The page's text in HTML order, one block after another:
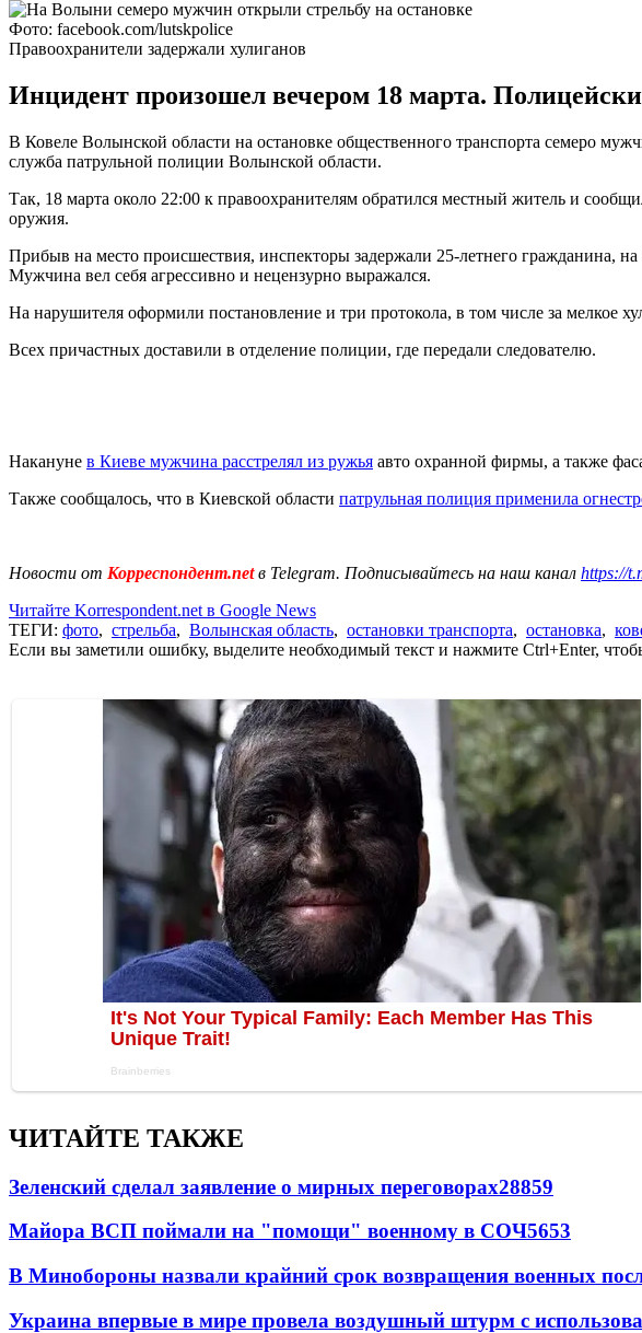
Фото: facebook.com/lutskpolice
Правоохранители задержали хулиганов
Инцидент произошел вечером 18 марта.
В Ковеле Волынской области на остановке общественного транспорта семеро
служба патрульной полиции Волынской области.
Так, 18 марта около 22:00 к правоохранителям обратился местный житель и
оружия.
Прибыв на место происшествия, инспекторы задержали 25-летнего гражданина,
Мужчина вел себя агрессивно и нецензурно выражался.
На нарушителя оформили постановление и три протокола, в том числе за мелкое
Всех причастных доставили в отделение полиции, где передали следователю.
Накануне в Киеве мужчина расстрелял из ружья авто охранной фирмы, а также
Также сообщалось, что в Киевской области патрульная полиция применила
Новости от Корреспондент.netв Telegram. Подписывайтесь на наш канал https://
Читайте Korrespondent.net в Google News
ТЕГИ: фото, стрельба, Волынская область, остановки транспорта, остановка,
Если вы заметили ошибку, выделите необходимый текст и нажмите Ctrl+Enter,
ЧИТАЙТЕ ТАКЖЕ
Зеленский сделал заявление о мирных переговорах28859
Майора ВСП поймали на "помощи" военному в СОЧ5653
В Минобороны назвали крайний срок возвращения военных
Украина впервые в мире провела воздушный штурм с